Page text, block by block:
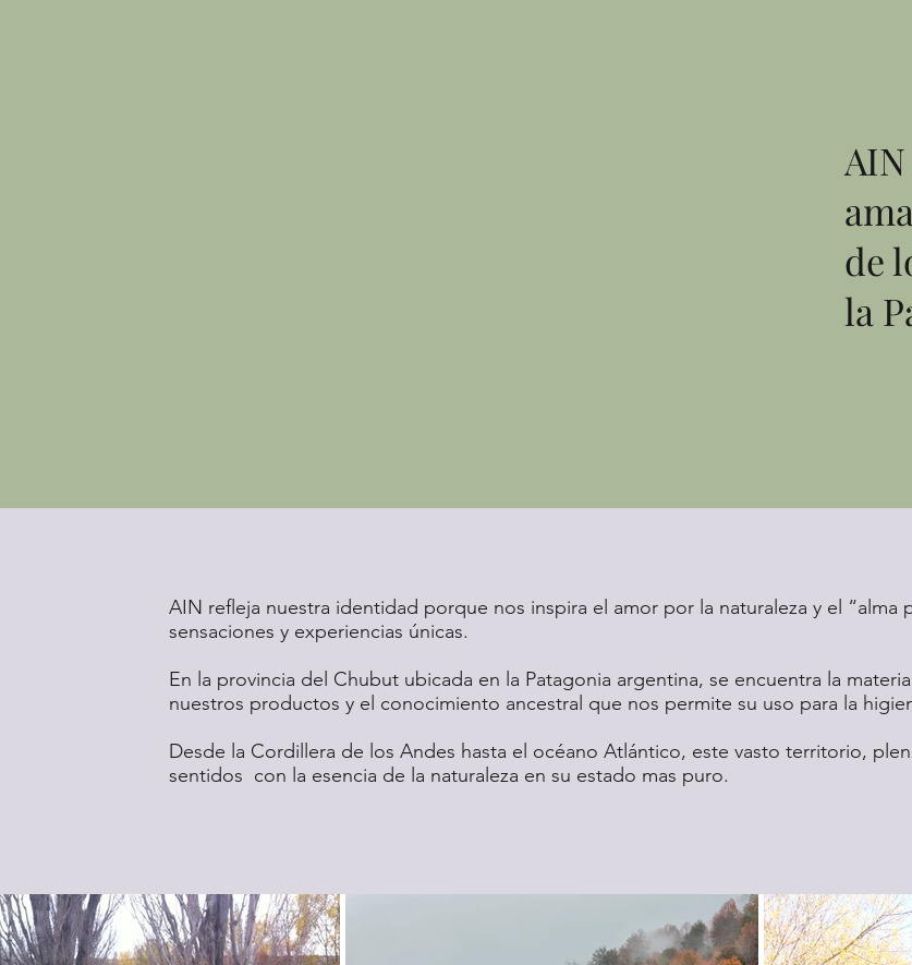
AIN refleja nuestra identidad porque nos inspira el amor por la naturaleza y el
sensaciones y experiencias únicas.
En la provincia del Chubut ubicada en la Patagonia argentina, se encuentra la
nuestros productos y el conocimiento ancestral que nos permite su uso para la
Desde la Cordillera de los Andes hasta el océano Atlántico, este vasto territorio,
sentidos con la esencia de la naturaleza en su estado mas puro.
de
la